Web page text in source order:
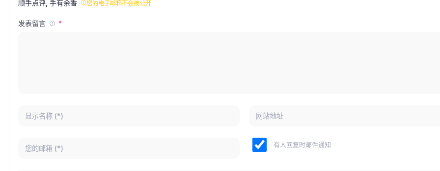
顺手点评, 手有余香 您的电子邮箱不会被公开
发表留言
有人回复时邮件通知